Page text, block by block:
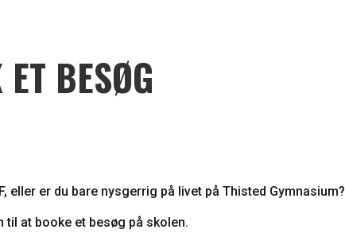
ET BESØG
eller er du bare nysgerrig på livet på Thisted Gymnasium?
til at booke et besøg på skolen.